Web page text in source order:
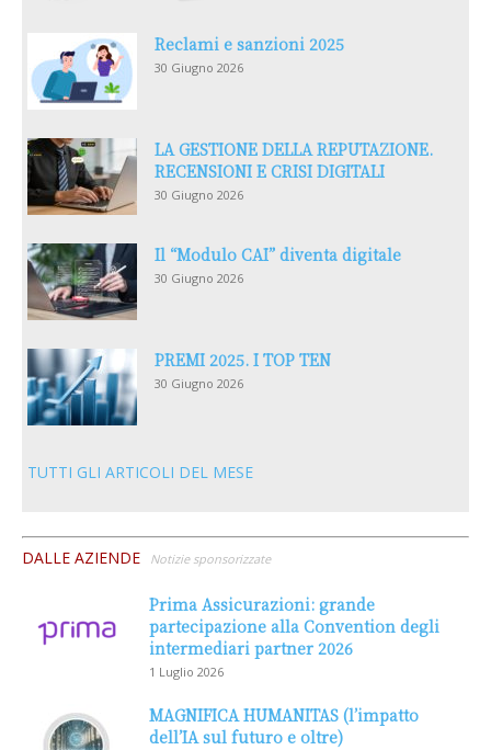
Reclami e sanzioni 2025
30 Giugno 2026
LA GESTIONE DELLA REPUTAZIONE.
RECENSIONI E CRISI DIGITALI
30 Giugno 2026
Il “Modulo CAI” diventa digitale
30 Giugno 2026
PREMI 2025. I TOP TEN
30 Giugno 2026
TUTTI GLI ARTICOLI DEL MESE
DALLE AZIENDE Notizie sponsorizzate
Prima Assicurazioni: grande
partecipazione alla Convention degli
intermediari partner 2026
1 Luglio 2026
MAGNIFICA HUMANITAS (l’impatto
dell’IA sul futuro e oltre)